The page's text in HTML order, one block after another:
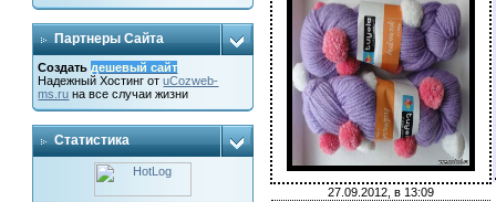
Партнеры Сайта
Создать дешевый сайт
НадежныйХостинг отuCozweb-
ms.ru на все случаи жизни
Статистика
27.09.2012, в 13:09